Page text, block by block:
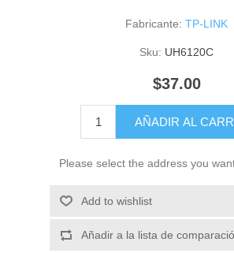
Fabricante: TP-LINK
Sku: UH6120C
$37.00
AÑADIR AL
Please select the address you
Add to wishlist
Añadir a la lista de